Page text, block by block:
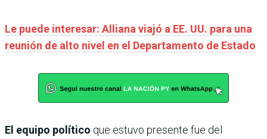
Le puede interesar: Alliana viajó a EE. UU. para una
reunión de alto nivel en el Departamento de Estado
El equipo político que estuvo presente fue del